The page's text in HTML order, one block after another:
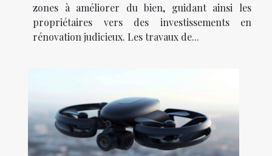
zones à améliorer du bien, guidant ainsi les
propriétaires vers des investissements en
rénovation judicieux. Les travaux de...